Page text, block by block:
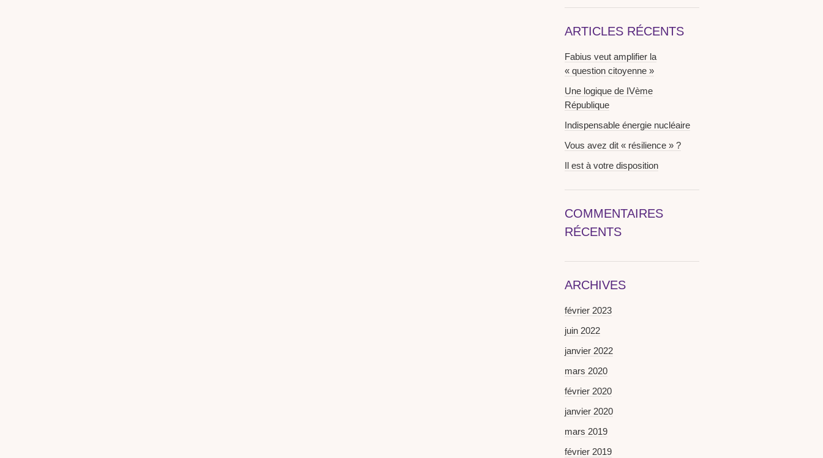
ARTICLES RÉCENTS
Fabius veut amplifier la
« question citoyenne »
Une logique de IVème
République
Indispensable énergie nucléaire
Vous avez dit « résilience » ?
Il est à votre disposition
COMMENTAIRES
RÉCENTS
ARCHIVES
février 2023
juin 2022
janvier 2022
mars 2020
février 2020
janvier 2020
mars 2019
février 2019